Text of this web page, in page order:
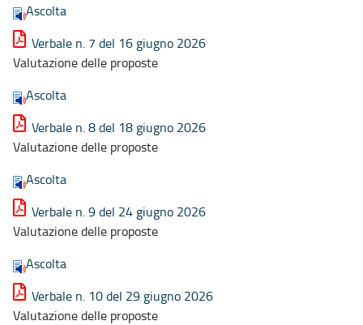
Ascolta
Verbale n. 7 del 16 giugno 2026
Valutazione delle proposte
Ascolta
Verbale n. 8 del 18 giugno 2026
Valutazione delle proposte
Ascolta
Verbale n. 9 del 24 giugno 2026
Valutazione delle proposte
Ascolta
Verbale n. 10 del 29 giugno 2026
Valutazione delle proposte